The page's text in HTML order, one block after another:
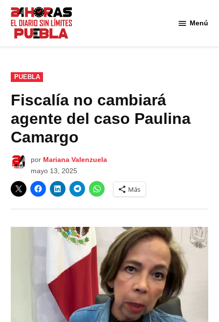
Saltar
contenido
Menú
PUBLICADO
EN
PUEBLA
Fiscalía no cambiará
agente del caso Paulina
Camargo
por Mariana Valenzuela
mayo 13, 2025
Más